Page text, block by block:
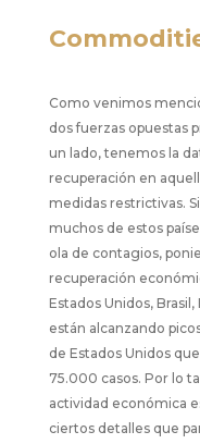
Como venimos
dos fuerzas opuestas
un lado, tenemos la
recuperación en
medidas restrictivas.
muchos de estos
ola de contagios,
recuperación
Estados Unidos,
están alcanzando
de Estados Unidos
75.000 casos. Por lo
actividad económica
ciertos detalles que